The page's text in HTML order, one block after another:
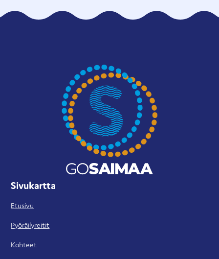
Sivukartta
Etusivu
Pyöräilyreitit
Kohteet